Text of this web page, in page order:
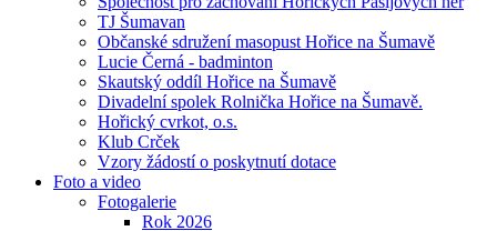
TJ Šumavan
Občanské sdružení masopust Hořice na Šumavě
Lucie Černá - badminton
Skautský oddíl Hořice na Šumavě
Divadelní spolek Rolnička Hořice na Šumavě.
Hořický cvrkot, o.s.
Klub Crček
Vzory žádostí o poskytnutí dotace
Foto a video
Fotogalerie
Rok 2026